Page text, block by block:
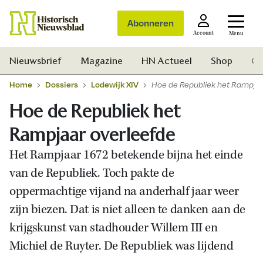
Abonneren
Account Menu
Zoek
Nieuwsbrief Magazine HN Actueel Shop
Home Dossiers Lodewijk XIV Hoe de Republiek het
Hoe de Republiek het
Rampjaar overleefde
Het Rampjaar 1672 betekende bijna het einde
van de Republiek. Toch pakte de
oppermachtige vijand na anderhalf jaar weer
zijn biezen. Dat is niet alleen te danken aan de
krijgskunst van stadhouder Willem III en
Michiel de Ruyter. De Republiek was lijdend